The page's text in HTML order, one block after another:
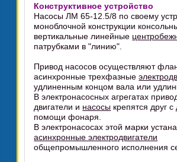
Конструктивное устройство
Насосы ЛМ 65-12.5/8 по своему
моноблочной конструкции
вертикальные линейные
патрубками в "линию".
Привод насосов осуществляют
асинхронные трехфазные
удлиненным концом вала или
В электронасосных агрегатах
двигатели и насосы крепятся друг
помощи фонаря.
В электронасосах этой марки
асинхронные электродвигатели
общепромышленного исполнения